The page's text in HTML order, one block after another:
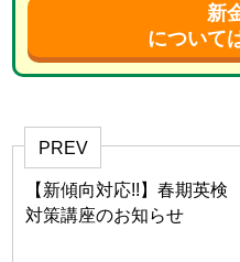
新
について
PREV
【新傾向対応!!】春期英検
対策講座のお知らせ